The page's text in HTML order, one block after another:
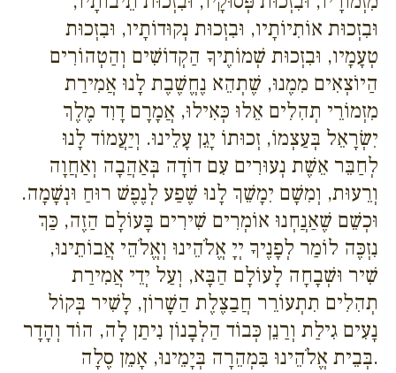
וּבִזְכוּת אוֹתִיוֹתָיו, וּבִזְכוּת נְקוּדוֹתָיו, וּבִזְכוּת
טְעָמָיו, וּבִזְכוּת שְׁמוֹתֶיךָ הַקְדוֹשִׁים וְהַטְהוֹרִים
הַיוֹצְאִים מִמֶנוּ, שֶׁתְהֵא נֶחֱשֶׁבֶת לָנוּ אֲמִירַת
מִזְמוֹרֵי תְהִלִים אֵלוּ כְּאִילוּ, אֲמָרָם דָוִד מֶלֶךְ
יִשְׂרָאֵל בְּעַצְמוֹ, זְכוּתוֹ יָגֵן עָלֵינוּ. וְיַעֲמוֹד לָנוּ
לְחַבֵּר אֵשֶׁת נְעוּרִים עִם דוֹדָה בְּאַהֲבָה וְאַחֲוָה
וְרֵעוּת, וְמִשָׁם יִמָשֵׁךְ לָנוּ שֶׁפַע לְנֶפֶשׁ רוּחַ וּנְשָׁמָה.
וּכְשֵׁם שֶׁאַנֲחְנוּ אוֹמְרִים שִׁירִים בָּעוֹלָם הַזֶה, כַּךְ
נִזְכֶּה לוֹמַר לְפָנֶיךָ יְיָ אֱלֹהֵינוּ וְאֱלֹהֵי אֲבוֹתֵינוּ,
שִׁיר וּשְׁבָחָה לָעוֹלָם הַבָּא, וְעַל יְדֵי אֲמִירַת
תְהִלִים תִתְעוֹרֵר חֲבַצֶלֶת הַשָׁרוֹן, לָשִׁיר בְּקוֹל
נָעִים גִילַת וְרַנֵן כְּבוֹד הַלְבָנוֹן נִיתַן לָה, הוֹד וְהָדָר
בְּבֵית אֱלֹהֵינוּ בִּמְהֵרָה בְּיָמֵינוּ, אָמֵן סֶלָה.